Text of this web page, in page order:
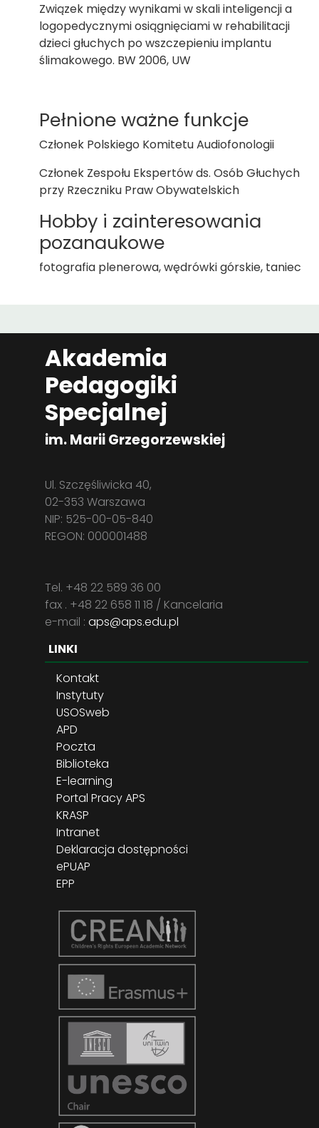
Związek między wynikami w skali inteligencji a
logopedycznymi osiągnięciami w rehabilitacji
dzieci głuchych po wszczepieniu implantu
ślimakowego. BW 2006, UW
Pełnione ważne funkcje
Członek Polskiego Komitetu Audiofonologii
Członek Zespołu Ekspertów ds. Osób Głuchych
przy Rzeczniku Praw Obywatelskich
Hobby i zainteresowania
pozanaukowe
fotografia plenerowa, wędrówki górskie, taniec
Akademia
Pedagogiki
Specjalnej
im. Marii Grzegorzewskiej
Ul. Szczęśliwicka 40,
02-353 Warszawa
NIP: 525-00-05-840
REGON: 000001488
Tel. +48 22 589 36 00
fax . +48 22 658 11 18 / Kancelaria
e-mail : aps@aps.edu.pl
LINKI
Kontakt
Instytuty
USOSweb
APD
Poczta
Biblioteka
E-learning
Portal Pracy APS
KRASP
Intranet
Deklaracja dostępności
ePUAP
EPP